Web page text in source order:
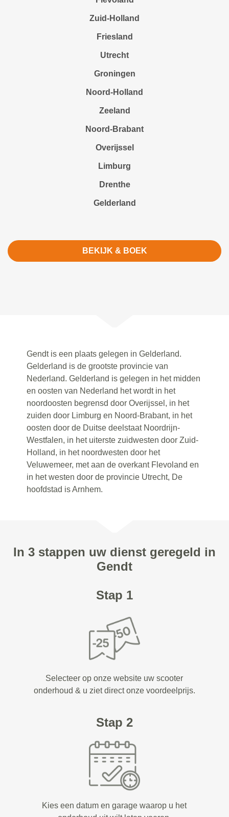
Zuid-Holland
Friesland
Utrecht
Groningen
Noord-Holland
Zeeland
Noord-Brabant
Overijssel
Limburg
Drenthe
Gelderland
BEKIJK & BOEK
Gendt is een plaats gelegen in Gelderland.
Gelderland is de grootste provincie van
Nederland. Gelderland is gelegen in het midden
en oosten van Nederland het wordt in het
noordoosten begrensd door Overijssel, in het
zuiden door Limburg en Noord-Brabant, in het
oosten door de Duitse deelstaat Noordrijn-
Westfalen, in het uiterste zuidwesten door Zuid-
Holland, in het noordwesten door het
Veluwemeer, met aan de overkant Flevoland en
in het westen door de provincie Utrecht, De
hoofdstad is Arnhem.
In 3 stappen uw dienst geregeld in
Gendt
Stap 1
Selecteer op onze website uw scooter
onderhoud & u ziet direct onze voordeelprijs.
Stap 2
Kies een datum en garage waarop u het